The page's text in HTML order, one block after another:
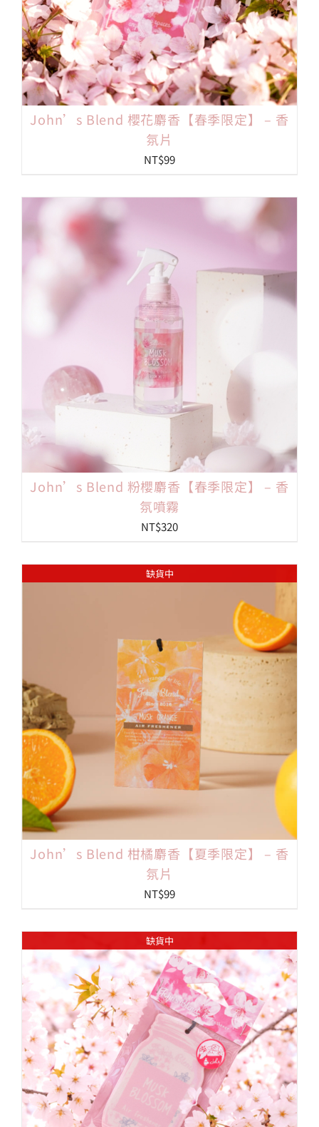
John’s Blend 櫻花麝香【春季限定】 – 香
氛片
NT$99
John’s Blend 粉櫻麝香【春季限定】 – 香
氛噴霧
NT$320
缺貨中
John’s Blend 柑橘麝香【夏季限定】 – 香
氛片
NT$99
缺貨中